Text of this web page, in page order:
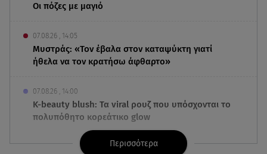
Οι πόζες με μαγιό
07.08.26 , 14:05
Μυστράς: «Τον έβαλα στον καταψύκτη γιατί
ήθελα να τον κρατήσω άφθαρτο»
07.08.26 , 14:00
K-beauty blush: Τα viral ρουζ που υπόσχονται το
πολυπόθητο κορεάτικο glow
Περισσότερα